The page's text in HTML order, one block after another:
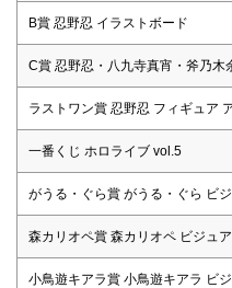
B賞 忍野忍 イラストボード
C賞 忍野忍・八九寺真宵・斧乃木
ラストワン賞 忍野忍 フィギュア
一番くじ ホロライブ vol.5
がうる・ぐら賞 がうる・ぐら ビ
森カリオペ賞 森カリオペ ビジュ
小鳥遊キアラ賞 小鳥遊キアラ ビ